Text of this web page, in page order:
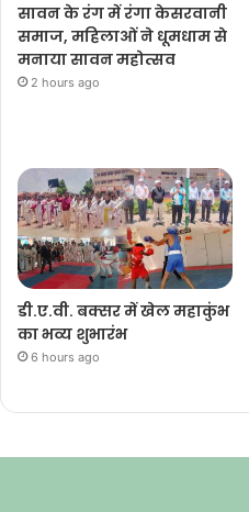
सावन के रंग में रंगा केसरवानी
समाज, महिलाओं ने धूमधाम से
मनाया सावन महोत्सव
2 hours ago
डी.ए.वी. बक्सर में खेल महाकुंभ
का भव्य शुभारंभ
6 hours ago